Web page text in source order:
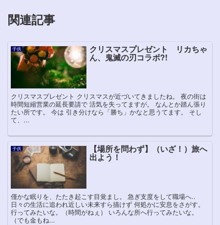
関連記事
子供 クリスマスプレゼント リカちゃ
ん、鬼滅の刃コラボ?!
クリスマスプレゼント クリスマスが近づいてきましたね。 夜の街は
時間短縮営業の延長要請で 活気を失ってますが。 なんとか踏ん張り
たい所です。 今は 引き分けなら「勝ち」かなと思うてます。 そし
て、...
子供 【場所を問わず】（いざ！）旅へ
出よう！
僅かな眠りを、たたき起こす目覚まし。 急ぎ支度をして職場へ..
日々の生活に追われ近しい未来すら描けず 何処かに安息をさがす。
行ってみたいな。（時間がねぇ） いろんな所へ行ってみたいな。
（でも金もね...